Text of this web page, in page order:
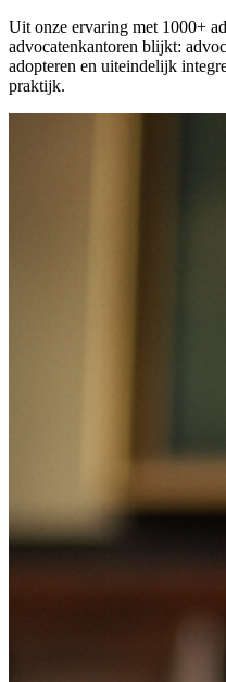
Uit onze ervaring met 1000+
advocatenkantoren blijkt:
adopteren en uiteindelijk
praktijk.